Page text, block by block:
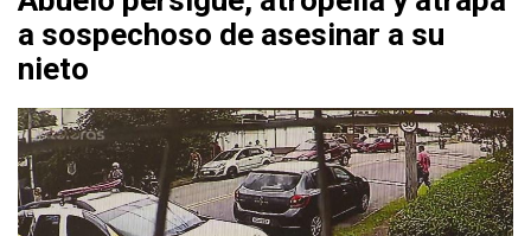
a sospechoso de asesinar a su
nieto